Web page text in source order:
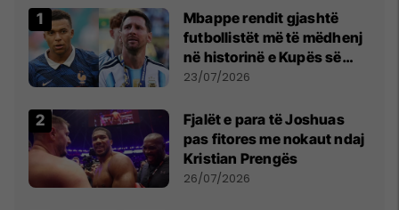
Mbappe rendit gjashtë
futbollistët më të mëdhenj
në historinë e Kupës së
Botës, Messi mbetet i dyti
23/07/2026
Fjalët e para të Joshuas
pas fitores me nokaut ndaj
Kristian Prengës
26/07/2026